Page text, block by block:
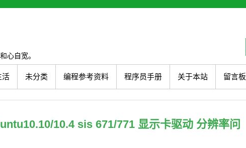
心自宽。
活 未分类 编程参考资料 程序员手册 关于本站 留言板
10.4 sis 671/771 显示卡驱动 分辨率问